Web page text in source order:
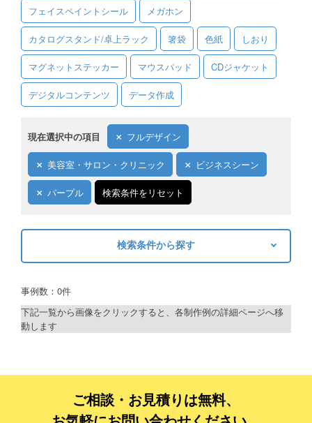
お見積り・お問合せ
フェイスペイントシール メガホン
カタログスタンド/卓上ラック 箸袋 色紙 しおり
マグネットステッカー マウスパッド CDジャケット
デジタルコンテンツ データ作成
現在選択中の項目 フルデザイン
美容室・サロン・クリニック ビジネスシーン
パープル 検索条件をリセット
検索条件から探す
制作プランで探す
ベーシックコース
シルバーコース
事例数：0件
下記一覧から画像をクリックすると、各制作例の詳細ページへ移
動します
ご相談・お見積りは無料、